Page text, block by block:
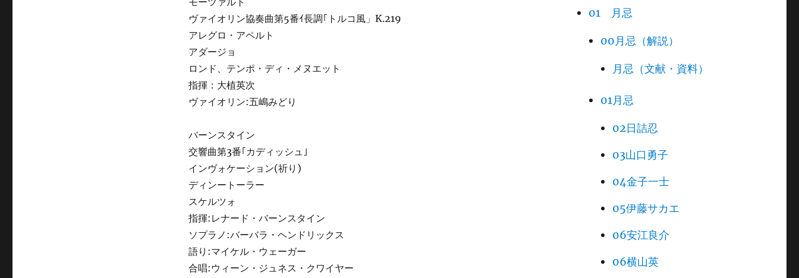
ヴァイオリン協奏曲第5番ｲ長調｢トルコ風」K.219
アレグロ・アペルト
アダージョ
ロンド、テンポ・ディ・メヌエット
指揮：大植英次
ヴァイオリン:五嶋みどり
バーンスタイン
交響曲第3番｢カディッシュ｣
インヴォケーション(祈り)
ディンートーラー
スケルツォ
指揮:レナード・バーンスタイン
ソプラノ:バーバラ・ヘンドリックス
語り:マイケル・ウェーガー
合唱:ウィーン・ジュネス・クワイヤー
01 月忌
00月忌（解説）
月忌（文献・資料）
01月忌
02日詰忍
03山口勇子
04金子一士
05伊藤サカエ
06安江良介
06横山英